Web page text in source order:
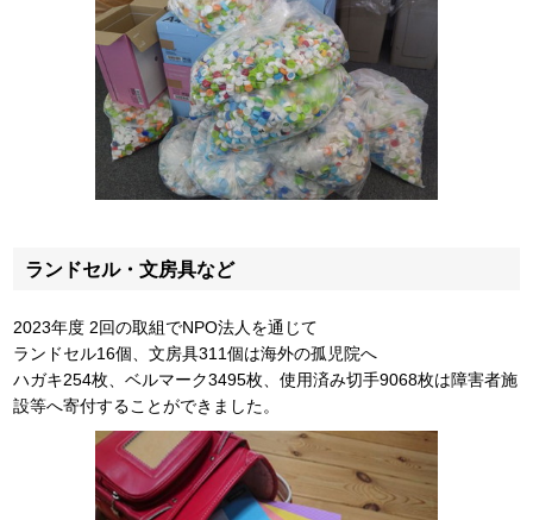
ランドセル・文房具など
2023年度 2回の取組でNPO法人を通じて
ランドセル16個、文房具311個は海外の孤児院へ
ハガキ254枚、ベルマーク3495枚、使用済み切手9068枚は障害者施
設等へ寄付することができました。